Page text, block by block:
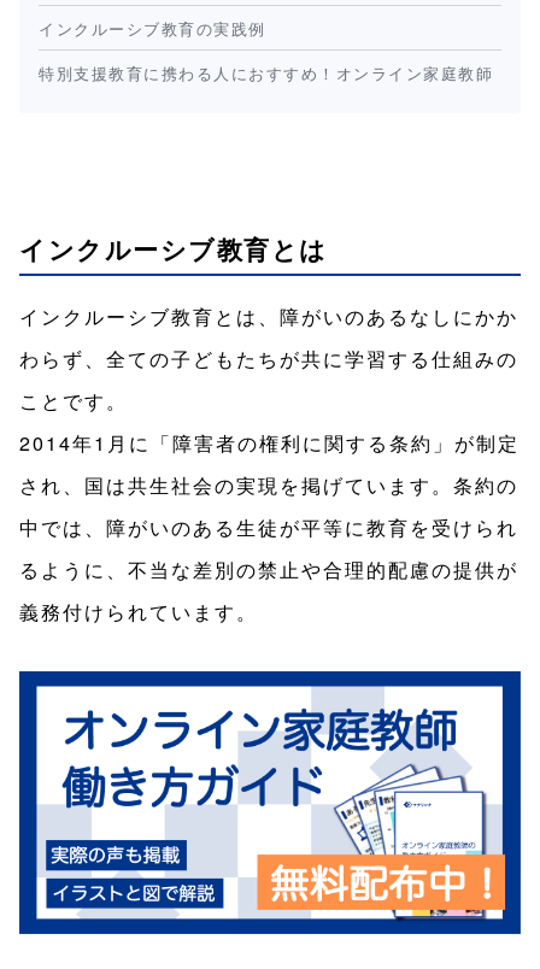
インクルーシブ教育の実践例
特別支援教育に携わる人におすすめ！オンライン家庭教師
インクルーシブ教育とは
インクルーシブ教育とは、障がいのあるなしにかか
わらず、全ての子どもたちが共に学習する仕組みの
ことです。
2014年1月に「障害者の権利に関する条約」が制定
され、国は共生社会の実現を掲げています。条約の
中では、障がいのある生徒が平等に教育を受けられ
るように、不当な差別の禁止や合理的配慮の提供が
義務付けられています。